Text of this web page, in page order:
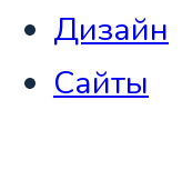
Дизайн
Сайты